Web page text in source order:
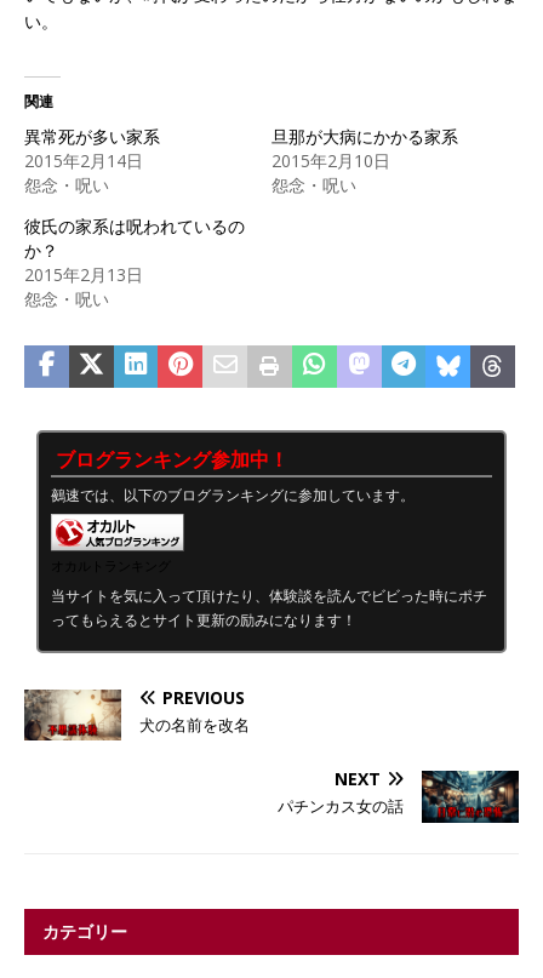
い。
関連
異常死が多い家系
2015年2月14日
怨念・呪い
旦那が大病にかかる家系
2015年2月10日
怨念・呪い
彼氏の家系は呪われているの
か？
2015年2月13日
怨念・呪い
ブログランキング参加中！
鵺速では、以下のブログランキングに参加しています。
当サイトを気に入って頂けたり、体験談を読んでビビった時にポチ
ってもらえるとサイト更新の励みになります！
PREVIOUS
犬の名前を改名
NEXT
パチンカス女の話
カテゴリー